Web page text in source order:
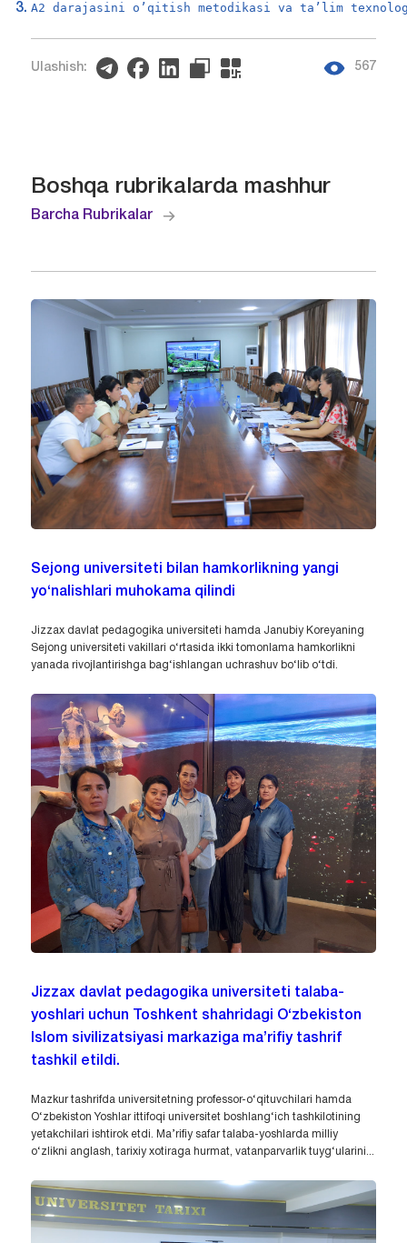
A2 darajasini o’qitish metodikasi va ta’lim
Ulashish: 567
Boshqa rubrikalarda mashhur
Barcha Rubrikalar
Sejong universiteti bilan hamkorlikning yangi
yo‘nalishlari muhokama qilindi
Jizzax davlat pedagogika universiteti hamda Janubiy Koreyaning
Sejong universiteti vakillari o‘rtasida ikki tomonlama hamkorlikni
yanada rivojlantirishga bag‘ishlangan uchrashuv bo‘lib o‘tdi.
Jizzax davlat pedagogika universiteti talaba-
yoshlari uchun Toshkent shahridagi O‘zbekiston
Islom sivilizatsiyasi markaziga ma’rifiy tashrif
tashkil etildi.
Mazkur tashrifda universitetning professor-o‘qituvchilari hamda
O‘zbekiston Yoshlar ittifoqi universitet boshlang‘ich tashkilotining
yetakchilari ishtirok etdi. Ma’rifiy safar talaba-yoshlarda milliy
o‘zlikni anglash, tarixiy xotiraga hurmat, vatanparvarlik tuyg‘ularini...